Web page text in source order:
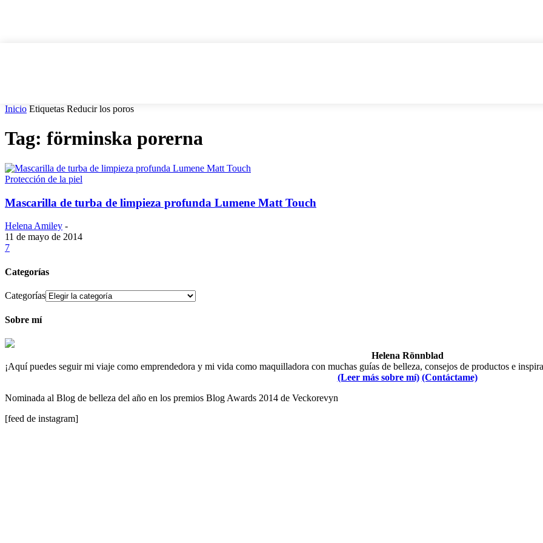
Inicio Etiquetas Reducir los poros
Tag: förminska porerna
Protección de la piel
Mascarilla de turba de limpieza profunda Lumene Matt Touch
Helena Amiley -
11 de mayo de 2014
7
Categorías
Categorías
Sobre mí
Helena Rönnblad
¡Aquí puedes seguir mi viaje como emprendedora y mi vida como maquilladora con muchas guías de belleza, consejos de productos e
(Leer más sobre mí) (Contáctame)
Nominada al Blog de belleza del año en los premios Blog Awards 2014 de Veckorevyn
[feed de instagram]